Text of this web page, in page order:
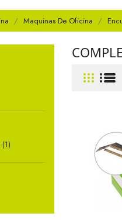
Maquinas De Oficina
(1)